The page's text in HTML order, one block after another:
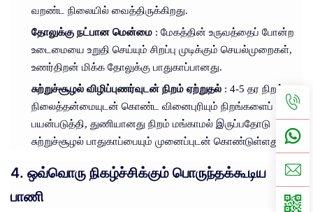
வறண்ட நிலையில் வைத்திருக்கிறது.
தோலுக்கு நட்பான மென்மை : மேகத்தின் உருவத்தைப் போன்ற
உடைமையை உறுதி செய்யும் சிறப்பு முடிக்கும் செயல்முறைகள்,
உணர்திறன் மிக்க தோலுக்கு பாதுகாப்பானது.
சுற்றுச்சூழல் விழிப்புணர்வுடன் நிறம் ஏற்றுதல் : 4-5 தர நிறத்தை
நிலைத்தன்மையுடன் கொண்ட வினைபுரியும் நிறங்களைப்
பயன்படுத்தி, துணியானது நிறம் மங்காமல் இருப்பதோடு
சுற்றுச்சூழல் பாதுகாப்பையும் முனைப்புடன் கொண்டுள்ளது.
4. ஒவ்வொரு நிகழ்ச்சிக்கும் பொருந்தக்கூடிய
பாணி